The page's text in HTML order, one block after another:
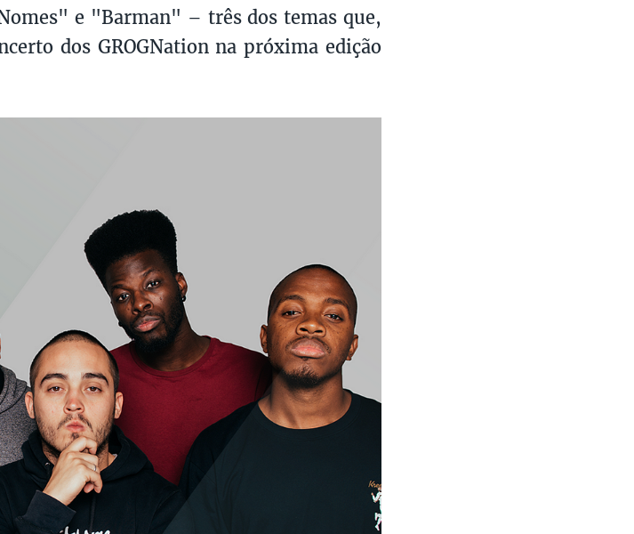
e "Barman" – três dos temas que,
dos GROGNation na próxima edição